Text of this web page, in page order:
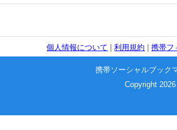
個人情報について |利用規約 |携帯フ
携帯ソーシャルブック
Copyright